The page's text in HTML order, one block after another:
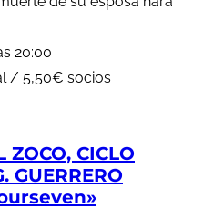
20:00
/ 5,50€ socios
ZOCO, CICLO
GUERRERO